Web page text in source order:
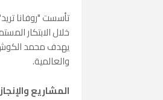
تأسست "روفانا
خلال الابتكار
يهدف محمد الكوش
والعالمية.
المشاريع